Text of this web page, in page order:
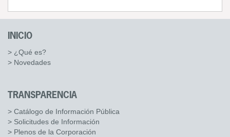
INICIO
> ¿Qué es?
> Novedades
TRANSPARENCIA
> Catálogo de Información Pública
> Solicitudes de Información
> Plenos de la Corporación